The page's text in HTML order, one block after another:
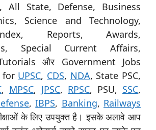
All State, Defense, Business
Science and Technology,
Reports, Awards,
Special Current Affairs,
और Government Jobs
for UPSC, CDS, NDA, State PSC,
, MPSC, JPSC, RPSC, PSU, SSC,
,IBPS, Banking, Railways
के लिए उपयुक्त है। इसके अलावे आप